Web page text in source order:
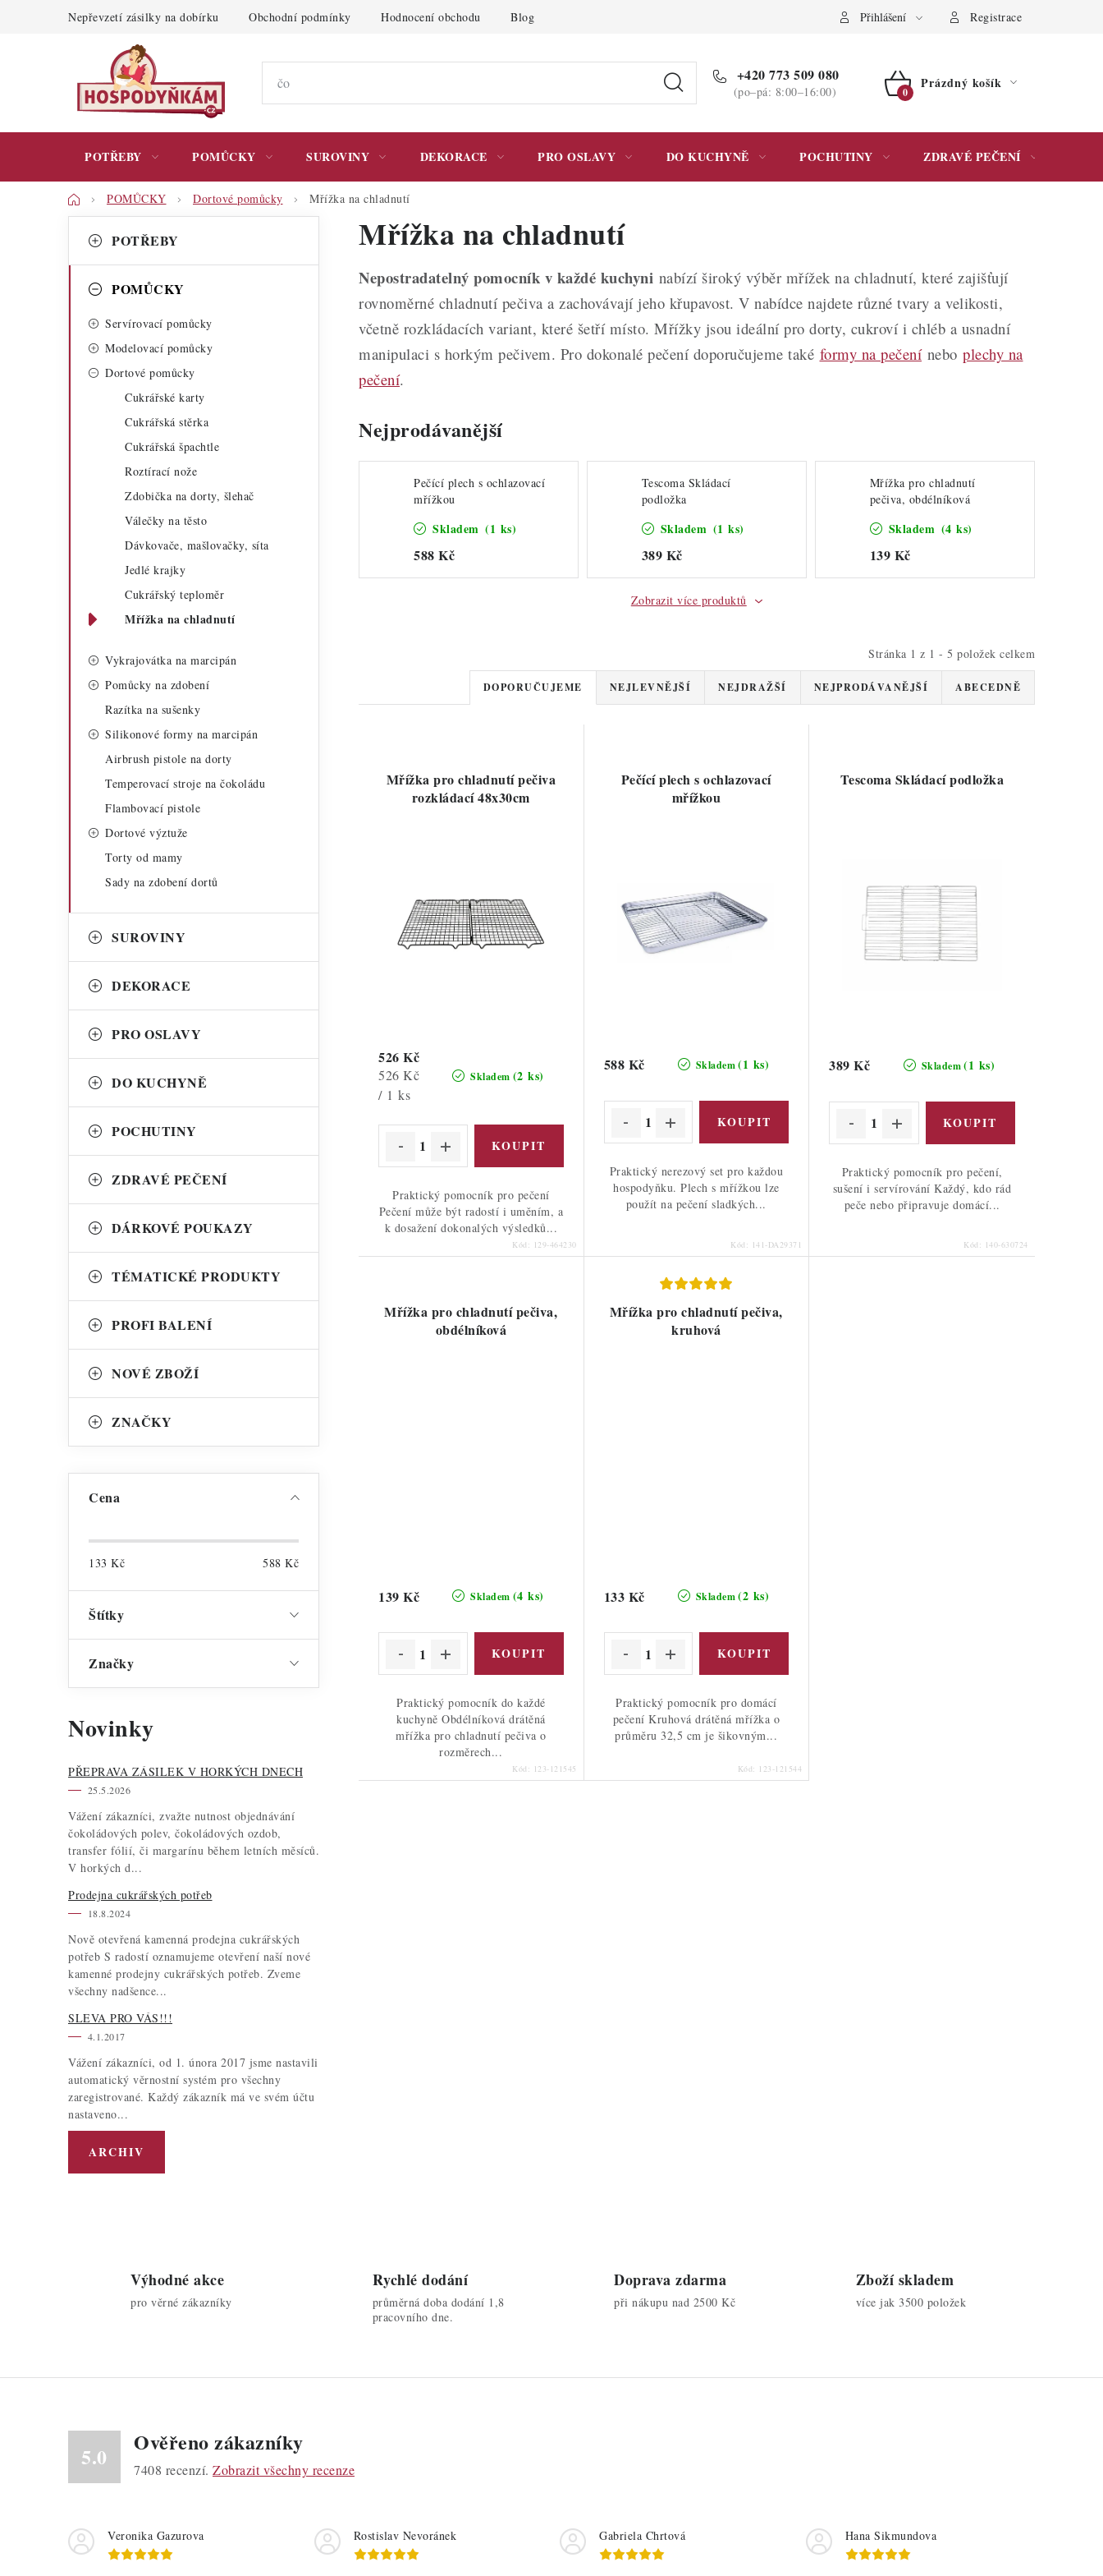
Nepřevzetí zásilky na dobírku Obchodní podmínky Hodnocení obchodu Blog Podmínky ochrany osobních údajů Přihlášení Registrace
+420 773 509 080
(po–pá: 8:00–16:00)
NÁKUPNÍ
Prázdný košík
POTŘEBY POMŮCKY SUROVINY DEKORACE PRO OSLAVY DO KUCHYNĚ POCHUTINY ZDRAVÉ PEČENÍ
DomůPOMŮCKY Dortové pomůcky Mřížka na chladnutí
okategorie
a
POTŘEBY
POMŮCKY
Servírovací pomůcky
Modelovací pomůcky
Dortové pomůcky
Cukrářské karty
Cukrářská stěrka
Cukrářská špachtle
Roztírací nože
Zdobička na dorty, šlehač
Válečky na těsto
Dávkovače, mašlovačky, síta
Jedlé krajky
Cukrářský teploměr
Mřížka na chladnutí
Vykrajovátka na marcipán
Pomůcky na zdobení
Razítka na sušenky
Silikonové formy na marcipán
Airbrush pistole na dorty
Temperovací stroje na čokoládu
Flambovací pistole
Dortové výztuže
Torty od mamy
Sady na zdobení dortů
SUROVINY
DEKORACE
PRO OSLAVY
DO KUCHYNĚ
POCHUTINY
ZDRAVÉ PEČENÍ
DÁRKOVÉ POUKAZY
TÉMATICKÉ PRODUKTY
PROFI BALENÍ
NOVÉ ZBOŽÍ
ZNAČKY
Cena
133 Kč 588 Kč
Štítky
Značky
Novinky
PŘEPRAVA ZÁSILEK V HORKÝCH DNECH
25.5.2026
Vážení zákazníci, zvažte nutnost objednávání
čokoládových polev, čokoládových ozdob,
transfer fólií, či margarínu během letních měsíců.
V horkých d...
Prodejna cukrářských potřeb
18.8.2024
Nově otevřená kamenná prodejna cukrářských
potřeb S radostí oznamujeme otevření naší nové
kamenné prodejny cukrářských potřeb. Zveme
všechny nadšence...
SLEVA PRO VÁS!!!
4.1.2017
Vážení zákazníci, od 1. února 2017 jsme nastavili
automatický věrnostní systém pro všechny
zaregistrované. Každý zákazník má ve svém účtu
nastaveno...
ARCHIV
Mřížka na chladnutí
Nepostradatelný pomocník v každé kuchyni nabízí široký výběr mřížek na chladnutí, které zajišťují
rovnoměrné chladnutí pečiva a zachovávají jeho křupavost. V nabídce najdete různé tvary a velikosti,
včetně rozkládacích variant, které šetří místo. Mřížky jsou ideální pro dorty, cukroví i chléb a usnadní
manipulaci s horkým pečivem. Pro dokonalé pečení doporučujeme také formy na pečenínebo plechy na
pečení.
Nejprodávanější
Pečící plech s ochlazovací
mřížkou
Skladem (1 ks)
588 Kč
Tescoma Skládací
podložka
Skladem (1 ks)
389 Kč
Mřížka pro chladnutí
pečiva, obdélníková
Skladem (4 ks)
139 Kč
Zobrazit více produktů
Stránka 1 z 1 - 5 položek celkem
Ř
a
e
n
r
o
ů
DOPORUČUJEME NEJLEVNĚJŠÍ NEJDRAŽŠÍ NEJPRODÁVANĚJŠÍ ABECEDNĚ
Mřížka pro chladnutí pečiva
rozkládací 48x30cm
Skladem (2 ks)
526 Kč
Měrná
cena:
526 Kč
/ 1 ks
Praktický pomocník pro pečení
Pečení může být radostí i uměním, a
k dosažení dokonalých výsledků...
Kód: 129-464230
Pečící plech s ochlazovací
mřížkou
Skladem (1 ks)
588 Kč
Praktický nerezový set pro každou
hospodyňku. Plech s mřížkou lze
použít na pečení sladkých...
Kód: 141-DA29371
Tescoma Skládací podložka
Skladem (1 ks)
389 Kč
Praktický pomocník pro pečení,
sušení i servírování Každý, kdo rád
peče nebo připravuje domácí...
Kód: 140-630724
Mřížka pro chladnutí pečiva,
obdélníková
Skladem (4 ks)
139 Kč
Praktický pomocník do každé
kuchyně Obdélníková drátěná
mřížka pro chladnutí pečiva o
rozměrech...
Kód: 123-121545
Mřížka pro chladnutí pečiva,
kruhová
Skladem (2 ks)
133 Kč
Praktický pomocník pro domácí
pečení Kruhová drátěná mřížka o
průměru 32,5 cm je šikovným...
Kód: 123-121544
Výhodné akce
pro věrné zákazníky
Rychlé dodání
průměrná doba dodání 1,8
pracovního dne.
Doprava zdarma
při nákupu nad 2500 Kč
Zboží skladem
více jak 3500 položek
5.0
Ověřeno zákazníky
7408 recenzí. Zobrazit všechny recenze
Veronika Gazurova Rostislav Nevoránek Gabriela Chrtová Hana Sikmundova